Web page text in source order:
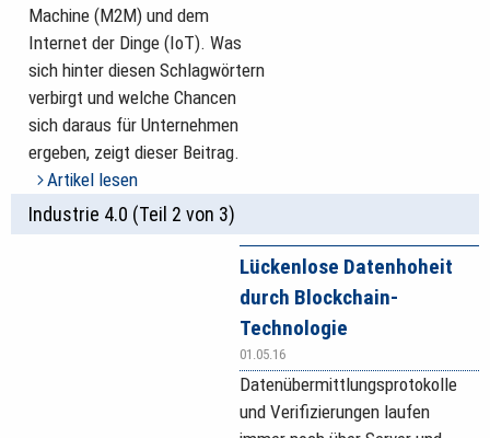
Machine (M2M) und dem
Internet der Dinge (IoT). Was
sich hinter diesen Schlagwörtern
verbirgt und welche Chancen
sich daraus für Unternehmen
ergeben, zeigt dieser Beitrag.
Artikel lesen
Industrie 4.0 (Teil 2 von 3)
Lückenlose Datenhoheit
durch Blockchain-
Technologie
01.05.16
Datenübermittlungsprotokolle
und Verifizierungen laufen